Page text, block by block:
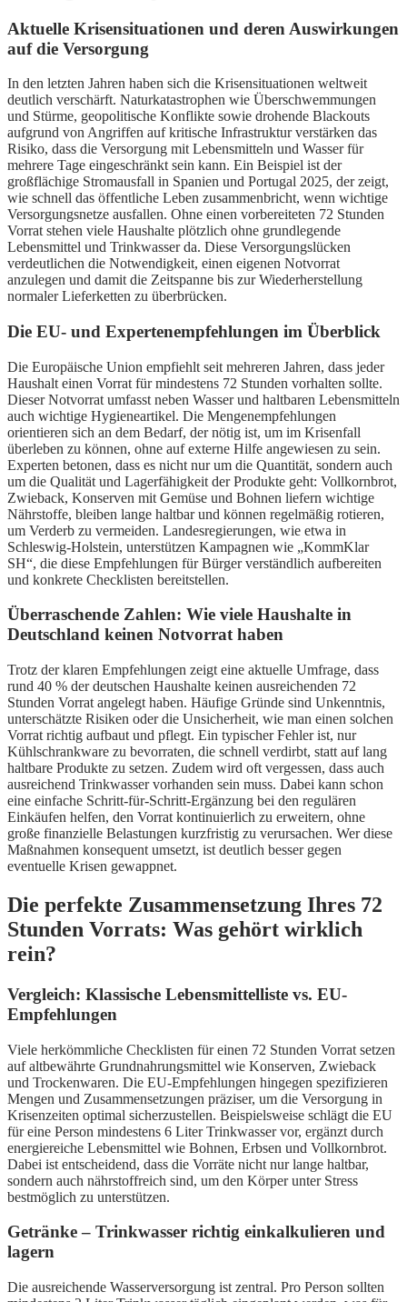
Aktuelle Krisensituationen und deren Auswirkungen
auf die Versorgung
In den letzten Jahren haben sich die Krisensituationen weltweit
deutlich verschärft. Naturkatastrophen wie Überschwemmungen
und Stürme, geopolitische Konflikte sowie drohende Blackouts
aufgrund von Angriffen auf kritische Infrastruktur verstärken das
Risiko, dass die Versorgung mit Lebensmitteln und Wasser für
mehrere Tage eingeschränkt sein kann. Ein Beispiel ist der
großflächige Stromausfall in Spanien und Portugal 2025, der zeigt,
wie schnell das öffentliche Leben zusammenbricht, wenn wichtige
Versorgungsnetze ausfallen. Ohne einen vorbereiteten 72 Stunden
Vorrat stehen viele Haushalte plötzlich ohne grundlegende
Lebensmittel und Trinkwasser da. Diese Versorgungslücken
verdeutlichen die Notwendigkeit, einen eigenen Notvorrat
anzulegen und damit die Zeitspanne bis zur Wiederherstellung
normaler Lieferketten zu überbrücken.
Die EU- und Expertenempfehlungen im Überblick
Die Europäische Union empfiehlt seit mehreren Jahren, dass jeder
Haushalt einen Vorrat für mindestens 72 Stunden vorhalten sollte.
Dieser Notvorrat umfasst neben Wasser und haltbaren Lebensmitteln
auch wichtige Hygieneartikel. Die Mengenempfehlungen
orientieren sich an dem Bedarf, der nötig ist, um im Krisenfall
überleben zu können, ohne auf externe Hilfe angewiesen zu sein.
Experten betonen, dass es nicht nur um die Quantität, sondern auch
um die Qualität und Lagerfähigkeit der Produkte geht: Vollkornbrot,
Zwieback, Konserven mit Gemüse und Bohnen liefern wichtige
Nährstoffe, bleiben lange haltbar und können regelmäßig rotieren,
um Verderb zu vermeiden. Landesregierungen, wie etwa in
Schleswig-Holstein, unterstützen Kampagnen wie „KommKlar
SH“, die diese Empfehlungen für Bürger verständlich aufbereiten
und konkrete Checklisten bereitstellen.
Überraschende Zahlen: Wie viele Haushalte in
Deutschland keinen Notvorrat haben
Trotz der klaren Empfehlungen zeigt eine aktuelle Umfrage, dass
rund 40 % der deutschen Haushalte keinen ausreichenden 72
Stunden Vorrat angelegt haben. Häufige Gründe sind Unkenntnis,
unterschätzte Risiken oder die Unsicherheit, wie man einen solchen
Vorrat richtig aufbaut und pflegt. Ein typischer Fehler ist, nur
Kühlschrankware zu bevorraten, die schnell verdirbt, statt auf lang
haltbare Produkte zu setzen. Zudem wird oft vergessen, dass auch
ausreichend Trinkwasser vorhanden sein muss. Dabei kann schon
eine einfache Schritt-für-Schritt-Ergänzung bei den regulären
Einkäufen helfen, den Vorrat kontinuierlich zu erweitern, ohne
große finanzielle Belastungen kurzfristig zu verursachen. Wer diese
Maßnahmen konsequent umsetzt, ist deutlich besser gegen
eventuelle Krisen gewappnet.
Die perfekte Zusammensetzung Ihres 72
Stunden Vorrats: Was gehört wirklich
rein?
Vergleich: Klassische Lebensmittelliste vs. EU-
Empfehlungen
Viele herkömmliche Checklisten für einen 72 Stunden Vorrat setzen
auf altbewährte Grundnahrungsmittel wie Konserven, Zwieback
und Trockenwaren. Die EU-Empfehlungen hingegen spezifizieren
Mengen und Zusammensetzungen präziser, um die Versorgung in
Krisenzeiten optimal sicherzustellen. Beispielsweise schlägt die EU
für eine Person mindestens 6 Liter Trinkwasser vor, ergänzt durch
energiereiche Lebensmittel wie Bohnen, Erbsen und Vollkornbrot.
Dabei ist entscheidend, dass die Vorräte nicht nur lange haltbar,
sondern auch nährstoffreich sind, um den Körper unter Stress
bestmöglich zu unterstützen.
Getränke – Trinkwasser richtig einkalkulieren und
lagern
Die ausreichende Wasserversorgung ist zentral. Pro Person sollten